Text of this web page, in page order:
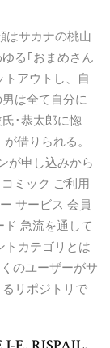
はサカナの桃山
る｢おまめさん
アウトし、自
は全て自分に
･恭太郎に惚
借りられる。
が申し込みから
ミック ご利用
サービス 会員
急流を通して
トカテゴリとは
のユーザーがサ
リポジトリで